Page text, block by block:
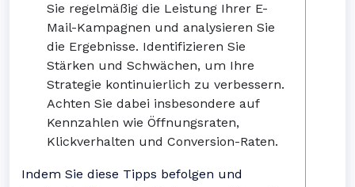
Sie regelmäßig die Leistung Ihrer E-
Mail-Kampagnen und analysieren Sie
die Ergebnisse. Identifizieren Sie
Stärken und Schwächen, um Ihre
Strategie kontinuierlich zu verbessern.
Achten Sie dabei insbesondere auf
Kennzahlen wie Öffnungsraten,
Klickverhalten und Conversion-Raten.
Indem Sie diese Tipps befolgen und